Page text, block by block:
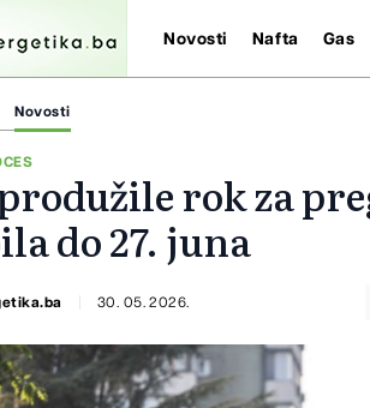
Novosti Nafta Gas
Novosti
rok za
do 27. juna
30. 05. 2026.